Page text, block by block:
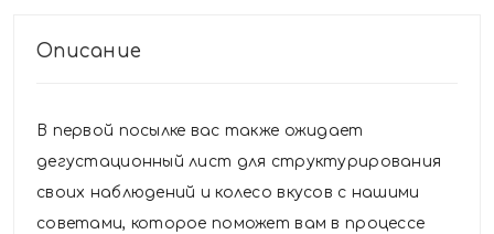
Описание
В первой посылке вас также ожидает
дегустационный лист для структурирования
своих наблюдений и колесо вкусов с нашими
советами, которое поможет вам в процессе